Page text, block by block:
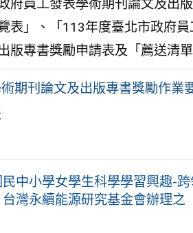
府員工發表學術期刊論文及出
表」、「113年度臺北市政府
版專書獎勵申請表及「薦送清
期刊論文及出版專書獎勵作業
民中小學女學生科學學習興趣-
灣永續能源研究基金會辦理之